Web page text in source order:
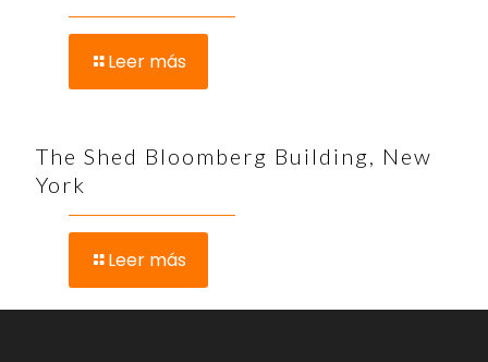
Leer más
The Shed Bloomberg Building, New
York
Leer más